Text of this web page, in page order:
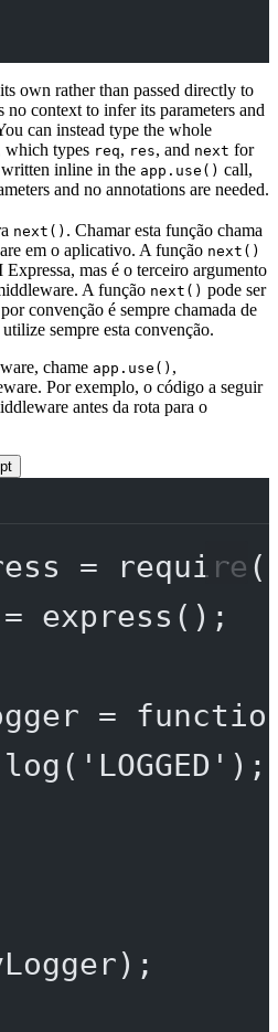
own rather than passed directly to
no context to infer its parameters and
can instead type the whole
which types req, res, and next for
inline in the app.use() call,
and no annotations are needed.
next() . Chamar esta função chama
em o aplicativo. A função next()
mas é o terceiro argumento
A função next() pode ser
convenção é sempre chamada de
sempre esta convenção.
chame app.use() ,
Por exemplo, o código a seguir
antes da rota para o
= require (
= express ();
=
log ( 'LOGGED' );